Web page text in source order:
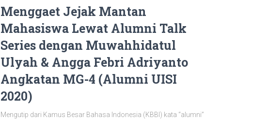
Menggaet Jejak Mantan
Mahasiswa Lewat Alumni Talk
Series dengan Muwahhidatul
Ulyah & Angga Febri Adriyanto
Angkatan MG-4 (Alumni UISI
2020)
Mengutip dari Kamus Besar Bahasa Indonesia (KBBI) kata “alumni”